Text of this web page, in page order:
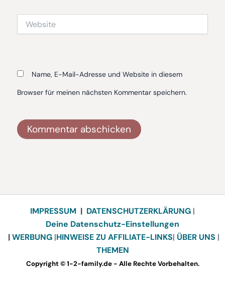
Name, E-Mail-Adresse und Website in diesem
Browser für meinen nächsten Kommentar speichern.
IMPRESSUM | DATENSCHUTZERKLÄRUNG |
Deine Datenschutz-Einstellungen
|WERBUNG |HINWEISE ZU AFFILIATE-LINKS| ÜBER UNS |
THEMEN
Copyright © 1-2-family.de - Alle Rechte Vorbehalten.